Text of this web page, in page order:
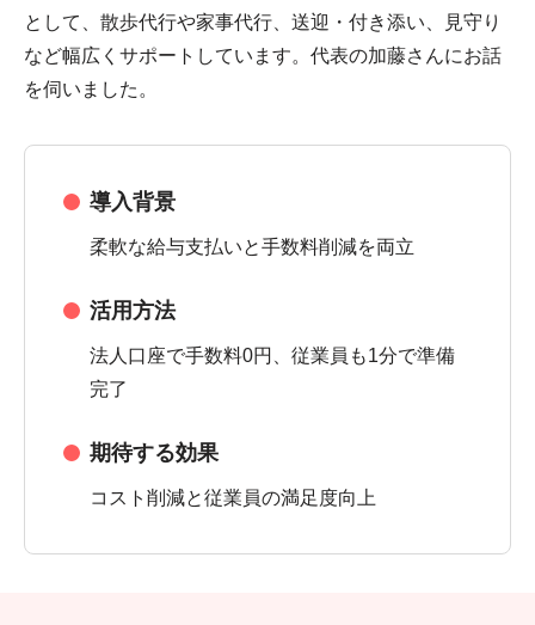
として、散歩代行や家事代行、送迎・付き添い、見守り
など幅広くサポートしています。代表の加藤さんにお話
を伺いました。
導入背景
柔軟な給与支払いと手数料削減を両立
活用方法
法人口座で手数料0円、従業員も1分で準備
完了
期待する効果
コスト削減と従業員の満足度向上